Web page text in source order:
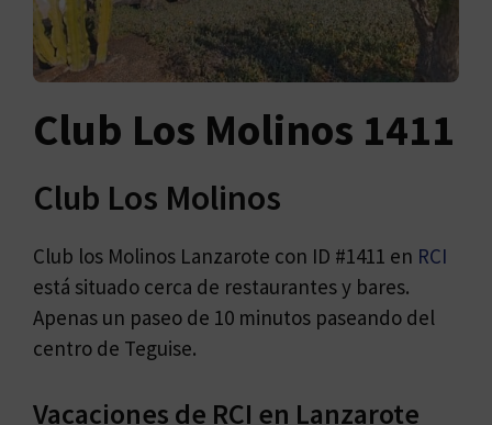
Club Los Molinos 1411
Club Los Molinos
Club los Molinos Lanzarote con ID #1411 en RCI
está situado cerca de restaurantes y bares.
Apenas un paseo de 10 minutos paseando del
centro de Teguise.
Vacaciones de RCI en Lanzarote